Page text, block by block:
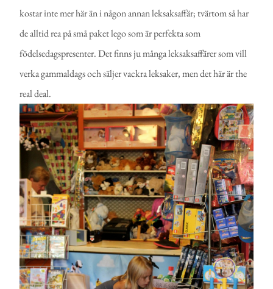
kostar inte mer här än i någon annan leksaksaffär; tvärtom så har
de alltid rea på små paket lego som är perfekta som
födelsedagspresenter. Det finns ju många leksaksaffärer som vill
verka gammaldags och säljer vackra leksaker, men det här är the
real deal.